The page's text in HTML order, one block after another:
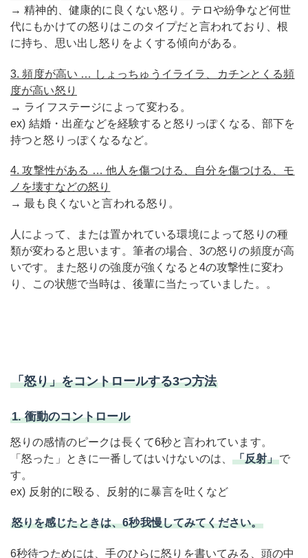
→ 精神的、健康的に良くない怒り。テロや紛争など何世
代にもかけての怒りはこのタイプだと言われてお り、根
に持ち、思い出し怒りをよくする傾向がある。
3. 頻度が高い … しょっちゅうイライラ、カチンとくる頻
度が高い怒り
→ ライフステージによって変わる。
ex) 結婚・出産などを経験すると怒りっぽくなる、部下を
持つと怒りっぽくなるなど。
4. 攻撃性がある … 他人を傷つける、自分を傷つける、モ
ノを壊すなどの怒り
→ 最も良くないと言われる怒り。
人によって、または置かれている環境によって怒りの種
類が変わると思います。筆者の場合、3の怒りの頻度が高
いです。また怒りの強度が強くなると4の攻撃性に変わ
り、この状態で当時は、後輩に当たっていました。。
「怒り」をコントロールする3つ方法
1. 衝動のコントロール
怒りの感情のピークは長くて6秒と言われています。
「怒った」ときに一番してはいけないのは、「反射」で
す。
ex) 反射的に殴る、反射的に暴言を吐くなど
怒りを感じたときは、6秒我慢してみてください。
6秒待つためには、手のひらに怒りを書いてみる、頭の中